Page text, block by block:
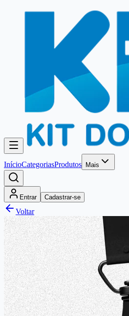
InícioCategoriasProdutos Mais
Entrar Cadastrar-se
Voltar